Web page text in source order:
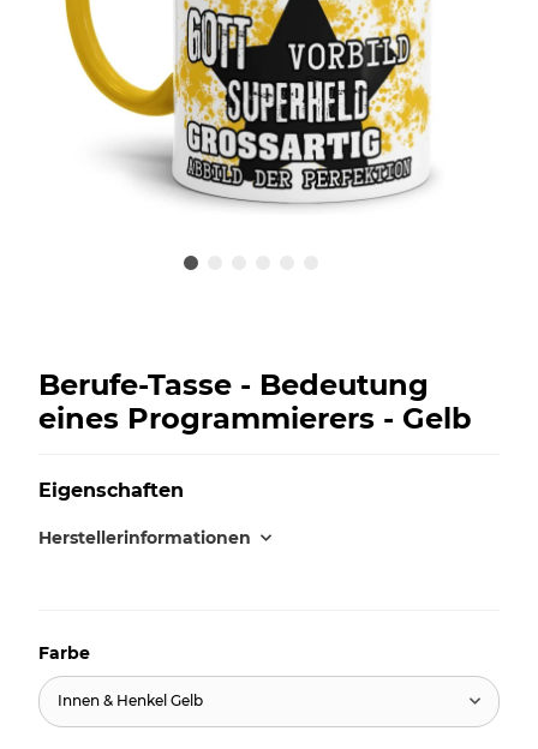
Berufe-Tasse - Bedeutung
eines Programmierers - Gelb
Eigenschaften
Herstellerinformationen
Farbe
Innen & Henkel Gelb